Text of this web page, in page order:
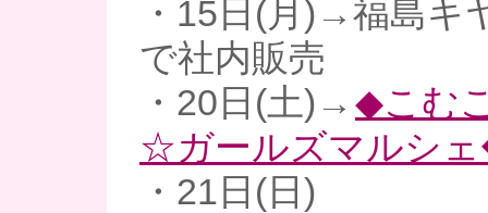
・15日(月)→福島キ
で社内販売
・20日(土)→ ◆こむ
☆ガールズマルシ
・21日(日)